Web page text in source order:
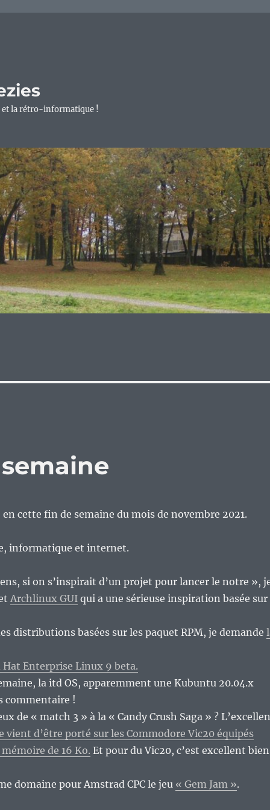
et la rétro-informatique !
cette fin de semaine du mois de novembre 2021.
informatique et internet.
si on s’inspirait d’un projet pour lancer le notre »,
Archlinux GUIqui a une sérieuse inspiration basée sur
distributions basées sur les paquet RPM, je demande
Hat Enterprise Linux 9 beta.
la itd OS, apparemment une Kubuntu 20.04.x
commentaire !
de « match 3 » à la « Candy Crush Saga » ?
vient d’être porté sur les Commodore Vic20 équipés
de 16 Ko. Et pour du Vic20, c’est excellent bien
domaine pour Amstrad CPC le jeu « Gem Jam ».